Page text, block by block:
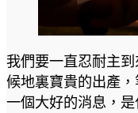
我們要一直忍耐主
候地裏寶貴的出產
一個大好的消息，